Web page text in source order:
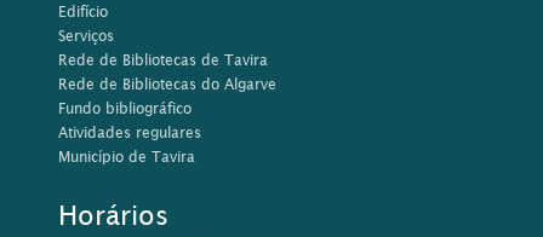
Edifício
Serviços
Rede de Bibliotecas de Tavira
Rede de Bibliotecas do Algarve
Fundo bibliográfico
Atividades regulares
Município de Tavira
Horários